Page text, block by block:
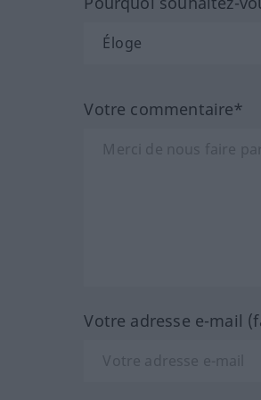
Votre commentaire*
Votre adresse e-mail